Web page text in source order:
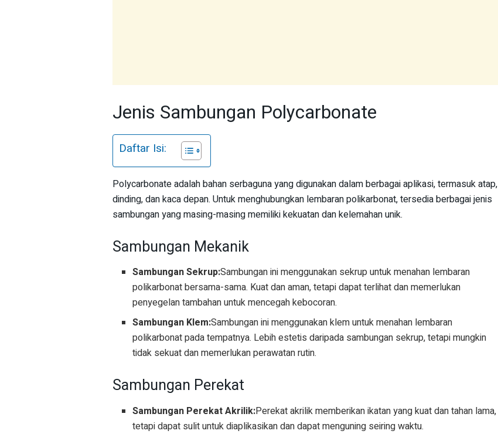
Jenis Sambungan Polycarbonate
Daftar Isi:
Polycarbonate adalah bahan serbaguna yang digunakan dalam berbagai aplikasi, termasuk atap,
dinding, dan kaca depan. Untuk menghubungkan lembaran polikarbonat, tersedia berbagai jenis
sambungan yang masing-masing memiliki kekuatan dan kelemahan unik.
Sambungan Mekanik
Sambungan Sekrup:Sambungan ini menggunakan sekrup untuk menahan lembaran
polikarbonat bersama-sama. Kuat dan aman, tetapi dapat terlihat dan memerlukan
penyegelan tambahan untuk mencegah kebocoran.
Sambungan Klem:Sambungan ini menggunakan klem untuk menahan lembaran
polikarbonat pada tempatnya. Lebih estetis daripada sambungan sekrup, tetapi mungkin
tidak sekuat dan memerlukan perawatan rutin.
Sambungan Perekat
Sambungan Perekat Akrilik:Perekat akrilik memberikan ikatan yang kuat dan tahan lama,
tetapi dapat sulit untuk diaplikasikan dan dapat menguning seiring waktu.